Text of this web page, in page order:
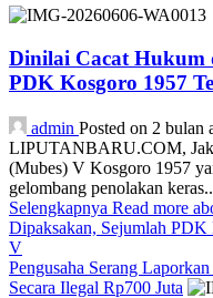
Dinilai Cacat Hukum
PDK Kosgoro 1957
admin Posted on 2 bulan
LIPUTANBARU.COM,
(Mubes) V Kosgoro 1957
gelombang penolakan
Selengkapnya Read more
Dipaksakan, Sejumlah
V
Pengusaha Serang
Secara Ilegal Rp700 Juta